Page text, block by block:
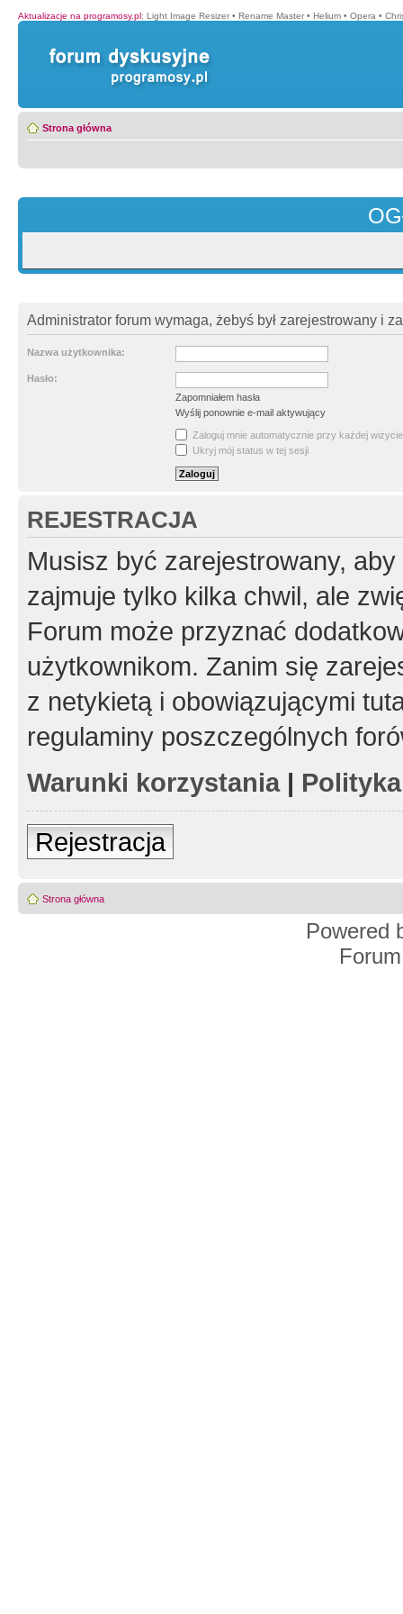
Aktualizacje na programosy.pl: Light Image Resizer • Rename Master • Helium • Opera •
Strona główna
Administrator forum wymaga, żebyś był zarejestrowany i
Nazwa użytkownika:
Hasło:
Zapomniałem hasła
Wyślij ponownie e-mail aktywujący
Zaloguj mnie automatycznie przy każdej wizycie
Ukryj mój status w tej sesji
REJESTRACJA
Musisz być zarejestrowany,
zajmuje tylko kilka chwil, ale
Forum może przyznać
użytkownikom. Zanim się
z netykietą i obowiązującymi
regulaminy poszczególnych
Warunki korzystania|
Rejestracja
Strona główna
Powered